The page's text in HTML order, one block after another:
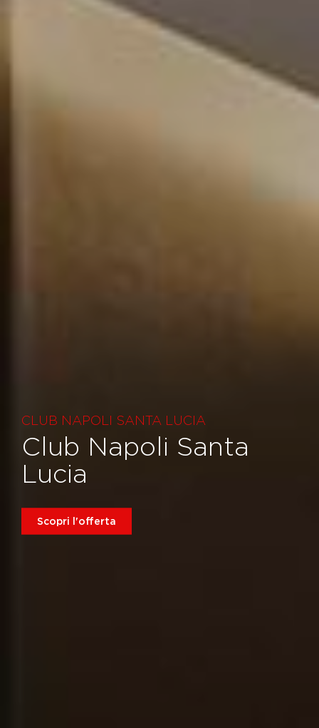
CLUB NAPOLI SANTA LUCIA
Club Napoli Santa
Lucia
Scopri l'offerta